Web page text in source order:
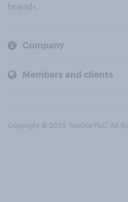
brands.
Company
Members and clients
Copyright © 2026 YouGov PLC. All